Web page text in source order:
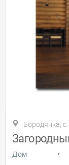
Бородянка,
Дом •